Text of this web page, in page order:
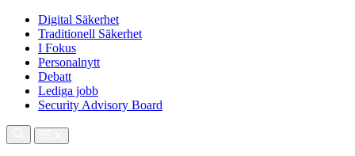
Digital Säkerhet
Traditionell Säkerhet
I Fokus
Personalnytt
Debatt
Lediga jobb
Security Advisory Board